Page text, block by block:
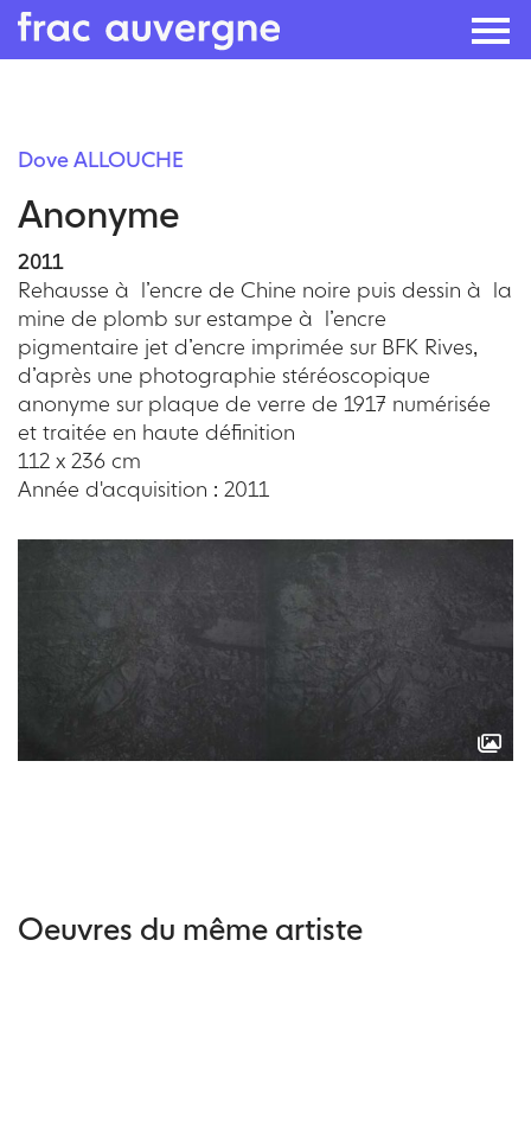
content
Dove ALLOUCHE
Anonyme
2011
Rehausse à l’encre de Chine noire puis dessin à la
mine de plomb sur estampe à l’encre
pigmentaire jet d’encre imprimée sur BFK Rives,
d’après une photographie stéréoscopique
anonyme sur plaque de verre de 1917 numérisée
et traitée en haute définition
112 x 236 cm
Année d'acquisition : 2011
Oeuvres du même artiste